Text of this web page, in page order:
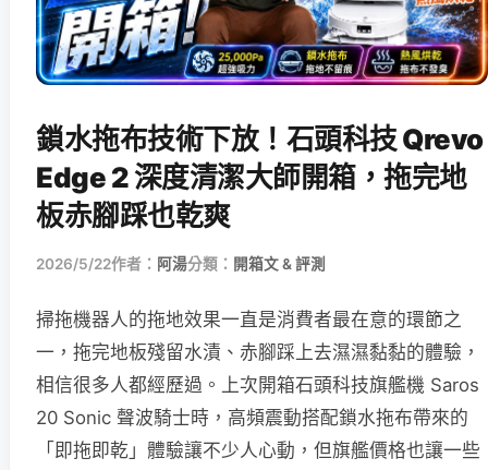
鎖水拖布技術下放！石頭科技 Qrevo
Edge 2 深度清潔大師開箱，拖完地
板赤腳踩也乾爽
2026/5/22作者： 阿湯分類： 開箱文 & 評測
掃拖機器人的拖地效果一直是消費者最在意的環節之
一，拖完地板殘留水漬、赤腳踩上去濕濕黏黏的體驗，
相信很多人都經歷過。上次開箱石頭科技旗艦機 Saros
20 Sonic 聲波騎士時，高頻震動搭配鎖水拖布帶來的
「即拖即乾」體驗讓不少人心動，但旗艦價格也讓一些